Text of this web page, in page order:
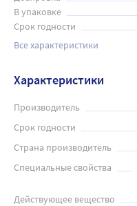
В упаковке
Срок годности
Все характеристики
Характеристики
Производитель
Срок годности
Страна производитель
Специальные свойства
Действующее вещество